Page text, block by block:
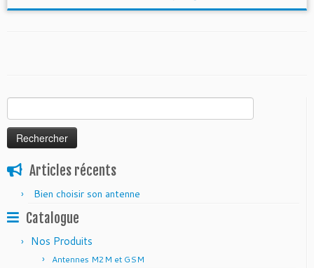
Articles récents
Bien choisir son antenne
Catalogue
Nos Produits
Antennes M2M et GSM